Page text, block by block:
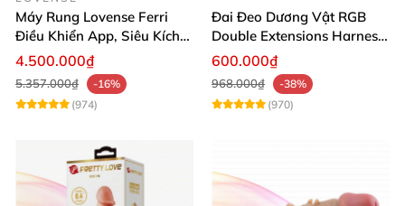
Máy Rung Lovense Ferri
Điều Khiển App, Siêu Kích
Thích, An Toàn
4.500.000₫
5.357.000₫
-16%
(974)
Đai Đeo Dương Vật RGB
Double Extensions Harness
Hấp Dẫn Đầy Cảm Xúc
600.000₫
968.000₫
-38%
(970)